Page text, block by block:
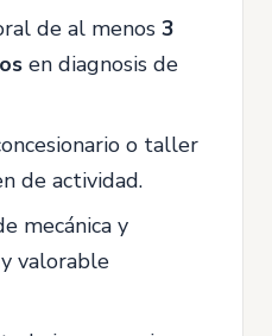
de al menos 3
en diagnosis de
o taller
de actividad.
mecánica y
valorable